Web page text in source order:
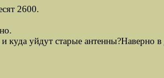
2600.
куда уйдут старые антенны?Наверно